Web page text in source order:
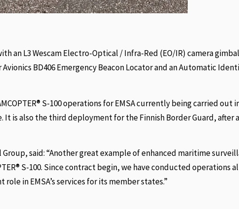
an L3 Wescam Electro-Optical / Infra-Red (EO/IR) camera
BD406 Emergency Beacon Locator and an Automatic
S-100 operations for EMSA currently being carried out
is also the third deployment for the Finnish Border Guard, after
said: “Another great example of enhanced maritime
S-100. Since contract begin, we have conducted operations
in EMSA’s services for its member states.”